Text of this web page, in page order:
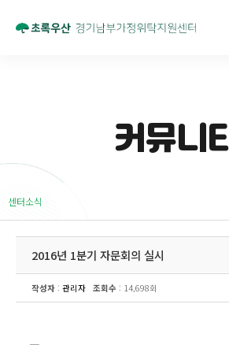
커뮤니티
센터소식
2016년 1분기 자문회의 실시
작성자 : 관리자 조회수 : 14,698회